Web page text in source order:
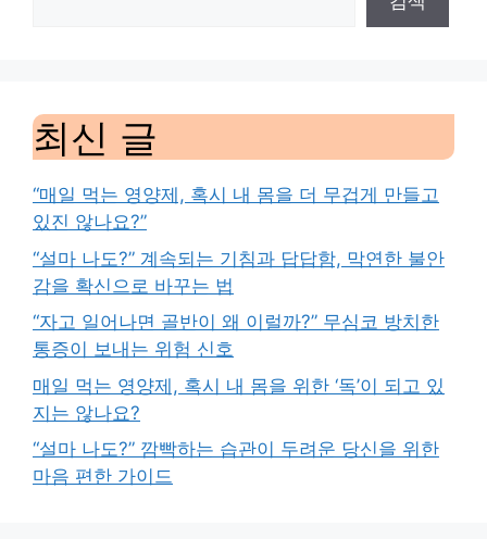
최신 글
“매일 먹는 영양제, 혹시 내 몸을 더 무겁게 만들고
있진 않나요?”
“설마 나도?” 계속되는 기침과 답답함, 막연한 불안
감을 확신으로 바꾸는 법
“자고 일어나면 골반이 왜 이럴까?” 무심코 방치한
통증이 보내는 위험 신호
매일 먹는 영양제, 혹시 내 몸을 위한 ‘독’이 되고 있
지는 않나요?
“설마 나도?” 깜빡하는 습관이 두려운 당신을 위한
마음 편한 가이드